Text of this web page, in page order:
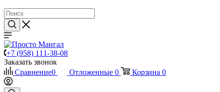
+7 (958) 111-38-08
Заказать звонок
Сравнение0 Отложенные 0 Корзина 0